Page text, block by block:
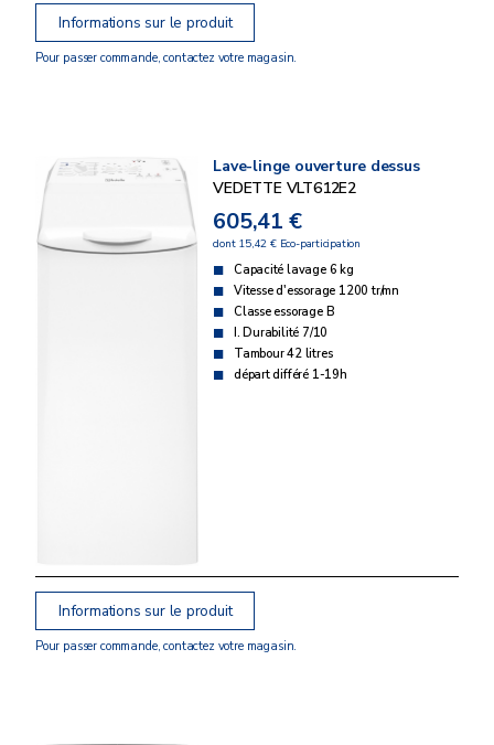
Informations sur le produit
Pour passer commande, contactez votre magasin.
Lave-linge ouverture dessus
VEDETTE VLT612E2
605,41 €
dont 15,42 € Eco-participation
Capacité lavage 6 kg
Vitesse d'essorage 1200 tr/mn
Classe essorage B
I. Durabilité 7/10
Tambour 42 litres
départ différé 1-19h
Informations sur le produit
Pour passer commande, contactez votre magasin.